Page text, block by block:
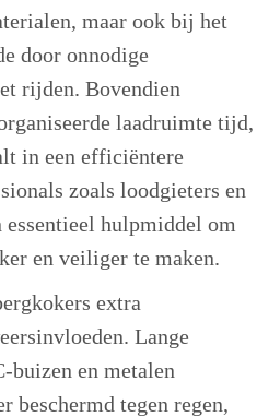
maar ook bij het
door onnodige
rijden. Bovendien
laadruimte tijd,
in een efficiëntere
zoals loodgieters en
hulpmiddel om
en veiliger te maken.
extra
Lange
buizen en metalen
beschermd tegen regen,